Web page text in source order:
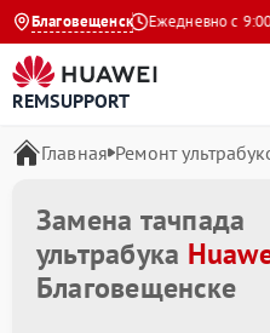
Благовещенск
4.9 на Яндекс Ежедневно с 9:00
REMSUPPORT
Главная Ремонт
Замена тачпада
ультрабука
Благовещенске